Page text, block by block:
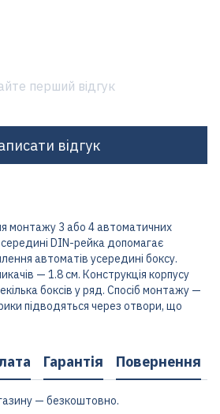
перший відгук
відгук
монтажу 3 або 4 автоматичних
DIN-рейка допомагає
автоматів усередині боксу.
— 1.8 см. Конструкція корпусу
боксів у ряд. Спосіб монтажу —
підводяться через отвори, що
Гарантія Повернення
— безкоштовно.